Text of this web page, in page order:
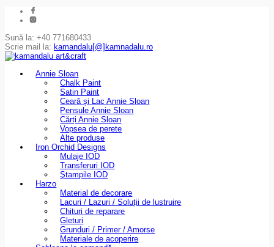
Sună la: +40 771680433
Scrie mail la: kamandalu[@]kamnadalu.ro
Annie Sloan
Chalk Paint
Satin Paint
Ceară și Lac Annie Sloan
Pensule Annie Sloan
Cărți Annie Sloan
Vopsea de perete
Alte produse
Iron Orchid Designs
Mulaje IOD
Transferuri IOD
Ştampile IOD
Harzo
Material de decorare
Lacuri / Lazuri / Soluții de lustruire
Chituri de reparare
Gleturi
Grunduri / Primer / Amorse
Materiale de acoperire